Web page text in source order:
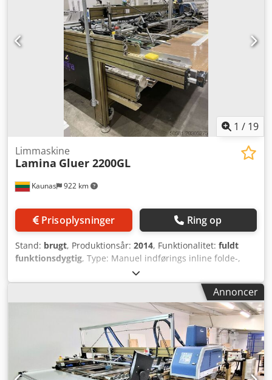
ist eine multifunktionale Faltklebemaschine für das Falten
und Kleben von: - Mappen - CD-Hüllen - DigiPacks -
Faltschachteln Online-Video-Inspektion via WhatsApp, MS
Zoom oder Telegram möglich. Lagerort:
Emskirchen/Nürnberg – Sofort verfügbar – Vorführung/test
1 / 19
Kaunas 922 km
Limmaskine
Lamina Gluer 2200GL
Prisoplysninger Ring op
Stand: brugt, Produktionsår: 2014, Funktionalitet: fuldt
funktionsdygtig, Type: Manuel indførings inline folde-,
lim- og tape-maskine Producent: Lamina system AB,
Sverige Model: Gluer 2200GL Årgang: 2014 Maks.
formatbredde: 2200 mm Min. formatbredde: 70 mm
Limningsenhed: Nordson Dcjdpfx Amsxnzn Nouok
Produktionshastighed: 0 – 40 m/min, trinløst justerbar
Effekt: 5 kW 20 A Tilslutning: 3x220 VAC PE 50/60 Hz
Trykluft: 6 bar Kontrolpanel: PLC-styring med touchskærm
Maskinstørrelse: B 2800 x L 2550 x H 1450 mm Vægt: 950 kg
Brochure findes nedenfor
Annoncer